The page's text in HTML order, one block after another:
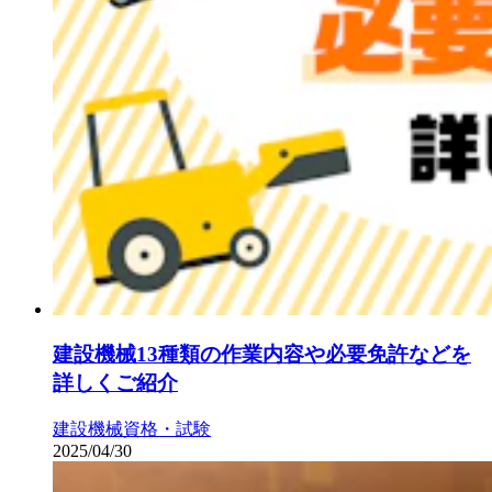
建設機械13種類の作業内容や必要免許などを
詳しくご紹介
建設機械資格・試験
2025/04/30